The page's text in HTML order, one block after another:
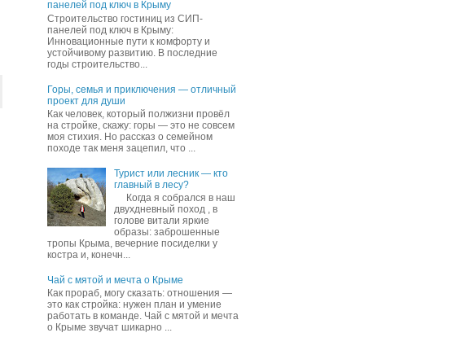
панелей под ключ в Крыму
Строительство гостиниц из СИП-
панелей под ключ в Крыму:
Инновационные пути к комфорту и
устойчивому развитию. В последние
годы строительство...
Горы, семья и приключения — отличный
проект для души
Как человек, который полжизни провёл
на стройке, скажу: горы — это не совсем
моя стихия. Но рассказ о семейном
походе так меня зацепил, что ...
Турист или лесник — кто
главный в лесу?
Когда я собрался в наш
двухдневный поход , в
голове витали яркие
образы: заброшенные
тропы Крыма, вечерние посиделки у
костра и, конечн...
Чай с мятой и мечта о Крыме
Как прораб, могу сказать: отношения —
это как стройка: нужен план и умение
работать в команде. Чай с мятой и мечта
о Крыме звучат шикарно ...